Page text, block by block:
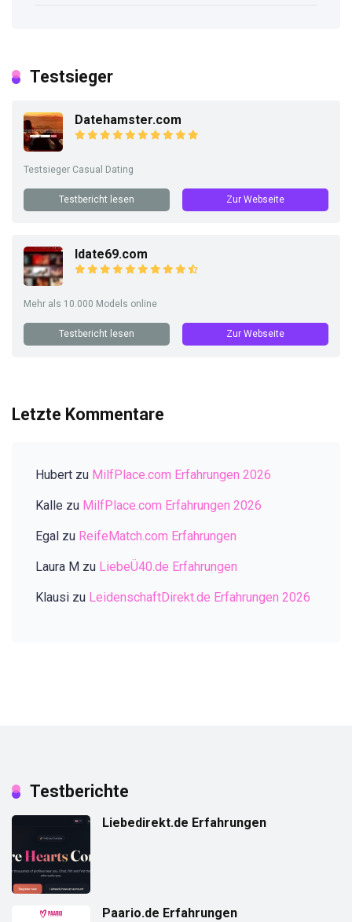
Testsieger
Datehamster.com
Testsieger Casual Dating
Testbericht lesen Zur Webseite
Idate69.com
Mehr als 10.000 Models online
Testbericht lesen Zur Webseite
Letzte Kommentare
Hubert zu MilfPlace.com Erfahrungen 2026
Kalle zu MilfPlace.com Erfahrungen 2026
Egal zu ReifeMatch.com Erfahrungen
Laura M zu LiebeÜ40.de Erfahrungen
Klausi zu LeidenschaftDirekt.de Erfahrungen 2026
Testberichte
Liebedirekt.de Erfahrungen
Paario.de Erfahrungen